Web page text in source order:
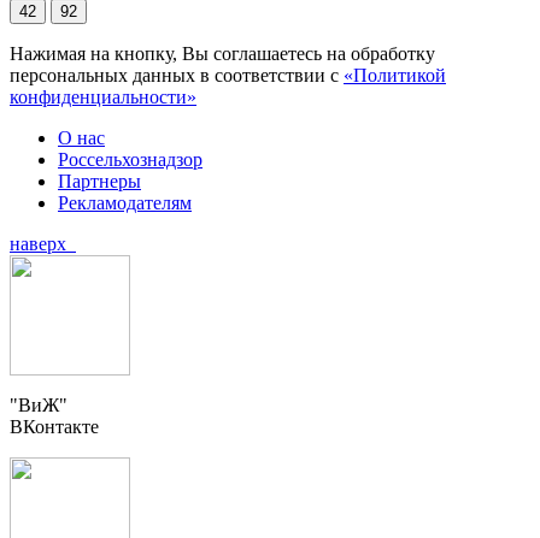
42 92
Нажимая на кнопку, Вы соглашаетесь на обработку
персональных данных в соответствии с «Политикой
конфиденциальности»
О нас
Россельхознадзор
Партнеры
Рекламодателям
наверх
"ВиЖ"
ВКонтакте